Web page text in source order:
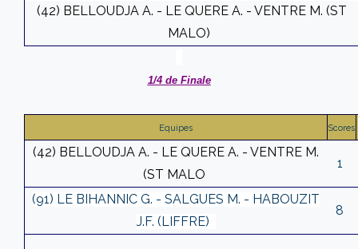
(42) BELLOUDJA A. - LE QUERE A. - VENTRE M. (ST
MALO)
1/4 de Finale
Equipes Scores
(42) BELLOUDJA A. - LE QUERE A. - VENTRE M.
(ST MALO
1
(91) LE BIHANNIC G. - SALGUES M. - HABOUZIT
J.F. (LIFFRE)
8